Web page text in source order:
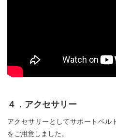
４．アクセサリー
アクセサリーとしてサポートベル
をご用意しました。